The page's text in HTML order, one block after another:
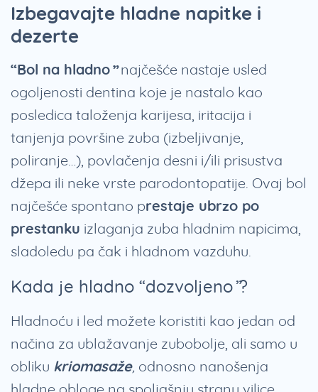
Izbegavajte hladne napitke i
dezerte
“Bol na hladno”najčešće nastaje usled
ogoljenosti dentina koje je nastalo kao
posledica taloženja karijesa, iritacija i
tanjenja površine zuba (izbeljivanje,
poliranje…), povlačenja desni i/ili prisustva
džepa ili neke vrste parodontopatije. Ovaj bol
najčešće spontano prestaje ubrzo po
prestanku izlaganja zuba hladnim napicima,
sladoledu pa čak i hladnom vazduhu.
Kada je hladno “dozvoljeno”?
Hladnoću i led možete koristiti kao jedan od
načina za ublažavanje zubobolje, ali samo u
obliku kriomasaže, odnosno nanošenja